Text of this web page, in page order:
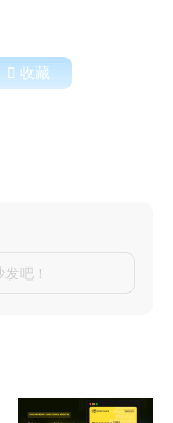
 收藏
吧！